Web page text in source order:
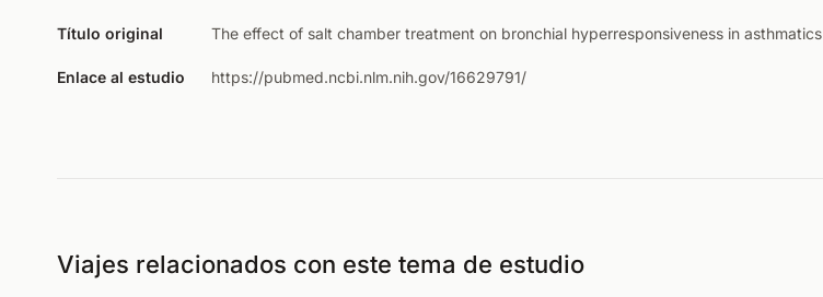
Título original The effect of salt chamber treatment on bronchial hyperresponsiveness in asthmatics
Enlace al estudio https://pubmed.ncbi.nlm.nih.gov/16629791/
Viajes relacionados con este tema de estudio